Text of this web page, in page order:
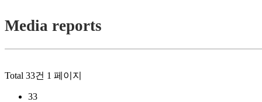
Media reports
Total 33건 1 페이지
33